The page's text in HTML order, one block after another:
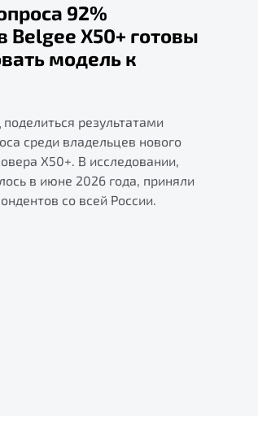
92%
Belgee X50+ готовы
модель к
результатами
среди владельцев нового
X50+. В исследовании,
в июне 2026 года, приняли
со всей России.